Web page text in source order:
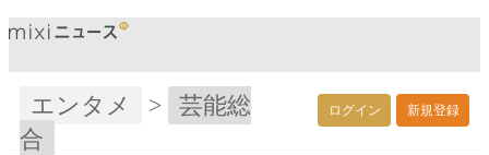
ログイン 新規登録
エンタメ >
芸能総
合